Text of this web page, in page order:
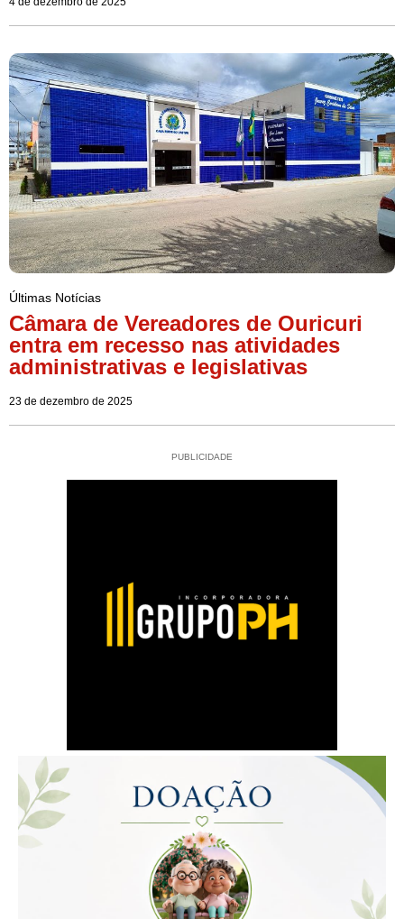
Últimas Notícias
Câmara de Vereadores de Ouricuri
entra em recesso nas atividades
administrativas e legislativas
23 de dezembro de 2025
PUBLICIDADE